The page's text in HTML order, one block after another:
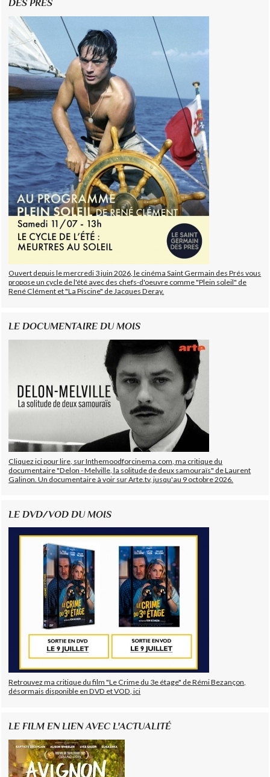
DES PRÉS
Ouvert depuis le mercredi 3 juin 2026, le cinéma Saint Germain des Prés vous
propose un cycle de l'été avec des chefs-d'oeuvre comme "Plein soleil" de
René Clément et "La Piscine" de Jacques Deray.
LE DOCUMENTAIRE DU MOIS
Cliquez ici pour lire, sur Inthemoodforcinema.com, ma critique du
documentaire "Delon - Melville, la solitude de deux samouraïs" de Laurent
Galinon. Un documentaire à voir sur Arte.tv, jusqu'au 9 octobre 2026.
LE DVD/VOD DU MOIS
Retrouvez ma critique du film "Le Crime du 3e étage" de Rémi Bezançon,
désormais disponible en DVD et VOD, ici
LE FILM EN LIEN AVEC L'ACTUALITÉ